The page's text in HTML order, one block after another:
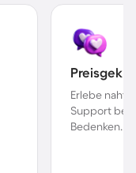
Erlebe
Support bei
Bedenken.